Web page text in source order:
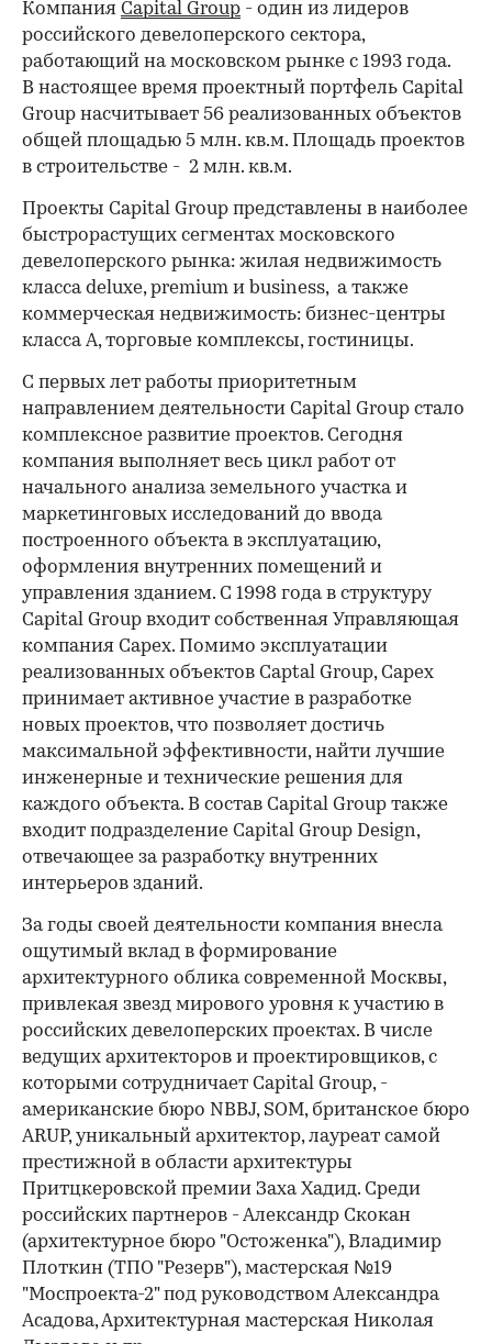
Компания Capital Group - один из лидеров
российского девелоперского сектора,
работающий на московском рынке с 1993 года.
В настоящее время проектный портфель Capital
Group насчитывает 56 реализованных объектов
общей площадью 5 млн. кв.м. Площадь проектов
в строительстве - 2 млн. кв.м.
Проекты Capital Group представлены в наиболее
быстрорастущих сегментах московского
девелоперского рынка: жилая недвижимость
класса deluxe, premium и business, а также
коммерческая недвижимость: бизнес-центры
класса A, торговые комплексы, гостиницы.
С первых лет работы приоритетным
направлением деятельности Capital Group стало
комплексное развитие проектов. Сегодня
компания выполняет весь цикл работ от
начального анализа земельного участка и
маркетинговых исследований до ввода
построенного объекта в эксплуатацию,
оформления внутренних помещений и
управления зданием. C 1998 года в структуру
Capital Group входит собственная Управляющая
компания Capex. Помимо эксплуатации
реализованных объектов Captal Group, Capex
принимает активное участие в разработке
новых проектов, что позволяет достичь
максимальной эффективности, найти лучшие
инженерные и технические решения для
каждого объекта. В состав Capital Group также
входит подразделение Capital Group Design,
отвечающее за разработку внутренних
интерьеров зданий.
За годы своей деятельности компания внесла
ощутимый вклад в формирование
архитектурного облика современной Москвы,
привлекая звезд мирового уровня к участию в
российских девелоперских проектах. В числе
ведущих архитекторов и проектировщиков, с
которыми сотрудничает Capital Group, -
американские бюро NBBJ, SOM, британское бюро
ARUP, уникальный архитектор, лауреат самой
престижной в области архитектуры
Притцкеровской премии Заха Хадид. Среди
российских партнеров - Александр Скокан
(архитектурное бюро "Остоженка"), Владимир
Плоткин (ТПО "Резерв"), мастерская №19
"Моспроекта-2" под руководством Александра
Асадова, Архитектурная мастерская Николая